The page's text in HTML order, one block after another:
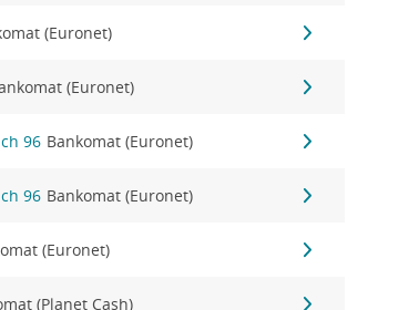
(Euronet)
(Euronet)
96 Bankomat (Euronet)
96 Bankomat (Euronet)
(Euronet)
(Planet Cash)